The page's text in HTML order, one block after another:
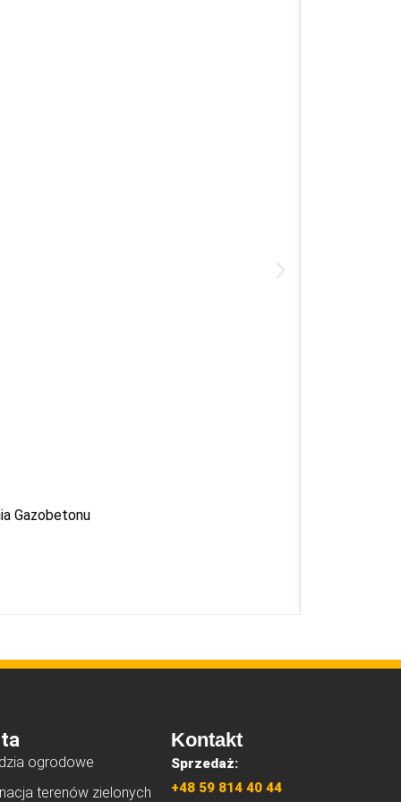
Gazobetonu
ogrodowe
terenów zielonych
Kontakt
Sprzedaż:
+48 59 814 40 44